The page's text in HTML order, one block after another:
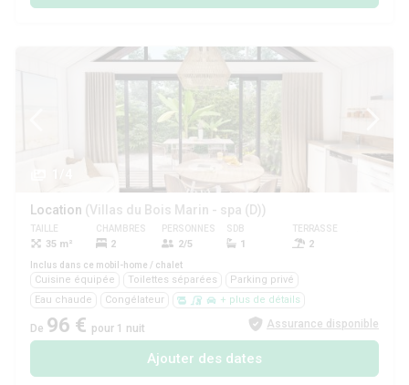
Location (Villas du Bois Marin - spa (D))
TAILLE
35 m²
CHAMBRES
2
PERSONNES
2/5
SDB
1
TERRASSE
2
Inclus dans ce mobil-home / chalet
Cuisine équipée Toilettes séparées
Parking privé
Eau chaude
Congélateur + plus de détails
De 96 € pour 1 nuit Assurance disponible
Ajouter des dates